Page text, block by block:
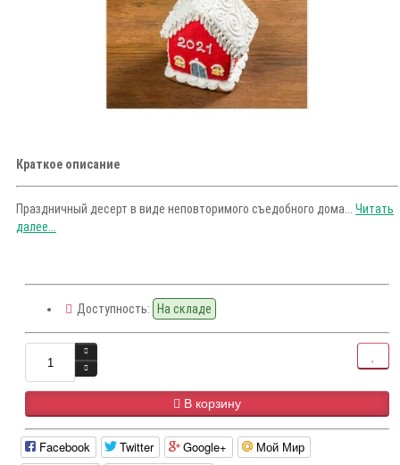
Краткое описание
Праздничный десерт в виде неповторимого съедобного дома... Читать
далее...
Доступность: На складе
В корзину
Facebook Twitter Google+ Мой Мир